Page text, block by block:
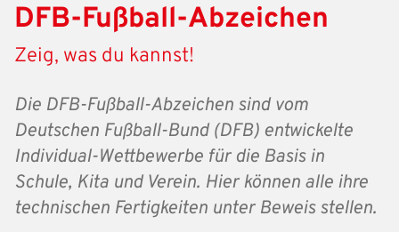
DFB-Fußball-Abzeichen
Zeig, was du kannst!
Die DFB-Fußball-Abzeichen sind vom
Deutschen Fußball-Bund (DFB) entwickelte
Individual-Wettbewerbe für die Basis in
Schule, Kita und Verein. Hier können alle ihre
technischen Fertigkeiten unter Beweis stellen.